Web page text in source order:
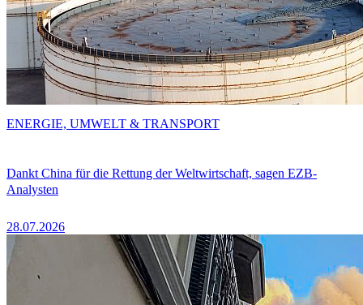
Dankt China für die Rettung der Weltwirtschaft, sagen EZB-
Analysten
28.07.2026
ENERGIE, UMWELT & TRANSPORT